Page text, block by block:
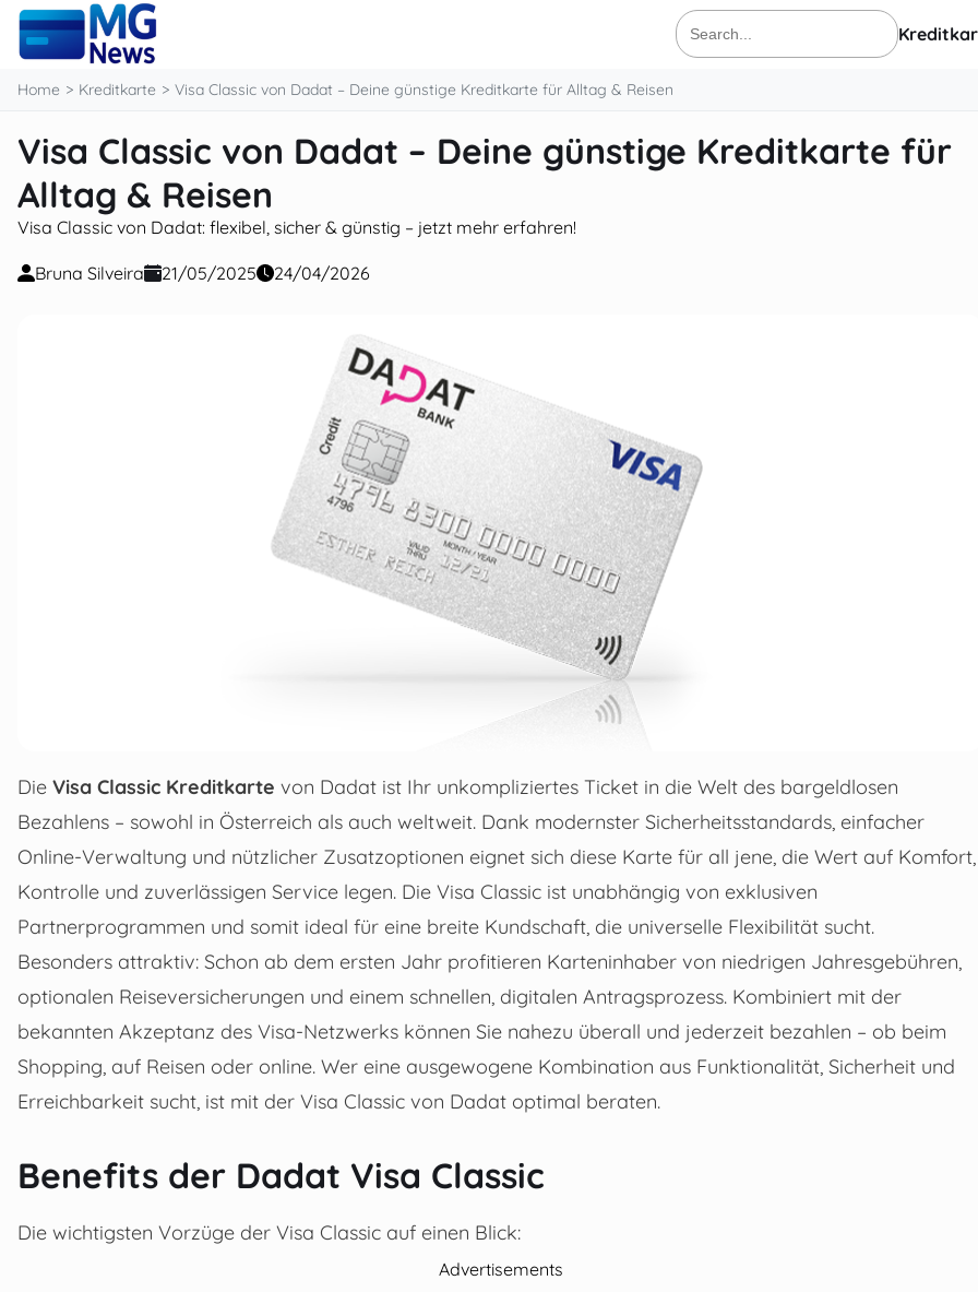
content
Search
for:
Home Kreditkarte Visa Classic von Dadat – Deine günstige Kreditkarte für Alltag & Reisen
Visa Classic von Dadat – Deine günstige Kreditkarte für
Alltag & Reisen
Visa Classic von Dadat: flexibel, sicher & günstig – jetzt mehr erfahren!
Bruna Silveira 21/05/2025 24/04/2026
Die Visa Classic Kreditkarte von Dadat ist Ihr unkompliziertes Ticket in die Welt des bargeldlosen
Bezahlens – sowohl in Österreich als auch weltweit. Dank modernster Sicherheitsstandards, einfacher
Online-Verwaltung und nützlicher Zusatzoptionen eignet sich diese Karte für all jene, die Wert auf Komfort,
Kontrolle und zuverlässigen Service legen. Die Visa Classic ist unabhängig von exklusiven
Partnerprogrammen und somit ideal für eine breite Kundschaft, die universelle Flexibilität sucht.
Besonders attraktiv: Schon ab dem ersten Jahr profitieren Karteninhaber von niedrigen Jahresgebühren,
optionalen Reiseversicherungen und einem schnellen, digitalen Antragsprozess. Kombiniert mit der
bekannten Akzeptanz des Visa-Netzwerks können Sie nahezu überall und jederzeit bezahlen – ob beim
Shopping, auf Reisen oder online. Wer eine ausgewogene Kombination aus Funktionalität, Sicherheit und
Erreichbarkeit sucht, ist mit der Visa Classic von Dadat optimal beraten.
Benefits der Dadat Visa Classic
Die wichtigsten Vorzüge der Visa Classic auf einen Blick:
Advertisements